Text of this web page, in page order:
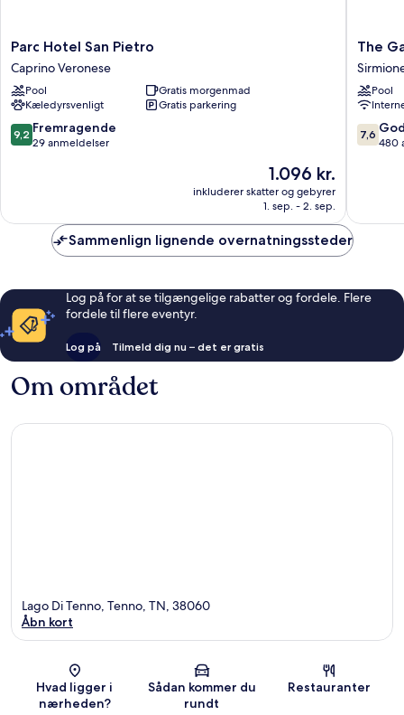
Parc
Hotel
San
Pietro
Caprino
Veronese
Parc Hotel San Pietro
Caprino Veronese
Pool
Gratis morgenmad
Kæledyrsvenligt
Gratis parkering
9.2
ud
anmeldelser
9,2 Fremragende
29 anmeldelser
Prisen
1.096 kr.
1.096 kr.
inkluderer skatter og gebyrer
1. sep. - 2. sep.
The
Garda
Village
The
Pool
7.6
ud
7,6
480
Sammenlign lignende overnatningssteder
Log på for at se tilgængelige rabatter og fordele. Flere
fordele til flere eventyr.
Log på Tilmeld dig nu – det er gratis
Om området
Kort
Lago Di Tenno, Tenno, TN, 38060
Åbn kort
Hvad ligger i
nærheden?
Sådan kommer du
rundt
Restauranter